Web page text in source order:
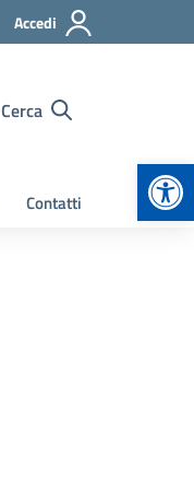
Accedi
Cerca
Contatti